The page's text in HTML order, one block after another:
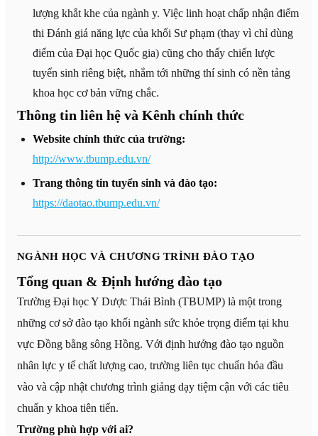
lượng khắt khe của ngành y. Việc linh hoạt chấp nhận điểm
thi Đánh giá năng lực của khối Sư phạm (thay vì chỉ dùng
điểm của Đại học Quốc gia) cũng cho thấy chiến lược
tuyển sinh riêng biệt, nhắm tới những thí sinh có nền tảng
khoa học cơ bản vững chắc.
Thông tin liên hệ và Kênh chính thức
Website chính thức của trường:
http://www.tbump.edu.vn/
Trang thông tin tuyển sinh và đào tạo:
https://daotao.tbump.edu.vn/
NGÀNH HỌC VÀ CHƯƠNG TRÌNH ĐÀO TẠO
Tổng quan & Định hướng đào tạo
Trường Đại học Y Dược Thái Bình (TBUMP) là một trong
những cơ sở đào tạo khối ngành sức khỏe trọng điểm tại khu
vực Đồng bằng sông Hồng. Với định hướng đào tạo nguồn
nhân lực y tế chất lượng cao, trường liên tục chuẩn hóa đầu
vào và cập nhật chương trình giảng dạy tiệm cận với các tiêu
chuẩn y khoa tiên tiến.
Trường phù hợp với ai?